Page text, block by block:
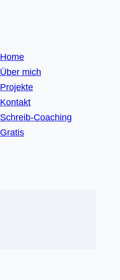
Home
Über mich
Projekte
Kontakt
Schreib-Coaching
Gratis